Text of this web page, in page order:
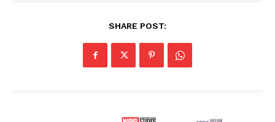
SHARE POST: